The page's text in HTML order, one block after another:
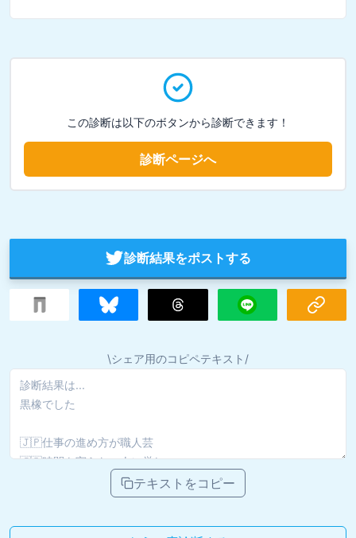
この診断は以下のボタンから診断できます！
診断ページへ
診断結果をポストする
\シェア用のコピペテキスト/
テキストをコピー